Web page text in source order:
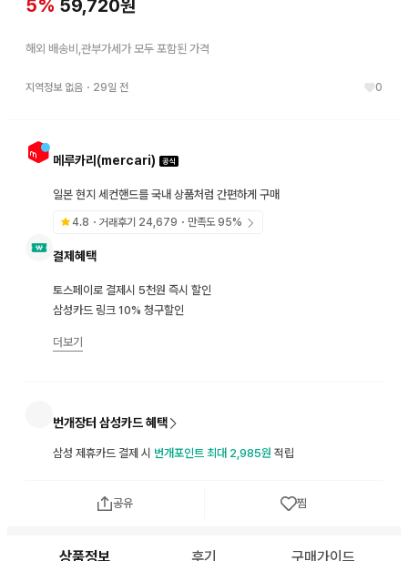
5% 59,720원
해외 배송비,관부가세가 모두 포함된 가격
지역정보 없음 ・ 29일 전 0
메루카리(mercari)
일본 현지 세컨핸드를 국내 상품처럼 간편하게 구매
4.8 ・거래후기 24,679 ・만족도95%
결제혜택
토스페이로 결제시 5천원 즉시 할인
삼성카드 링크 10% 청구할인
더보기
번개장터 삼성카드 혜택
삼성 제휴카드 결제 시 번개포인트 최대 2,985원 적립
공유 찜
상품정보 후기 구매가이드